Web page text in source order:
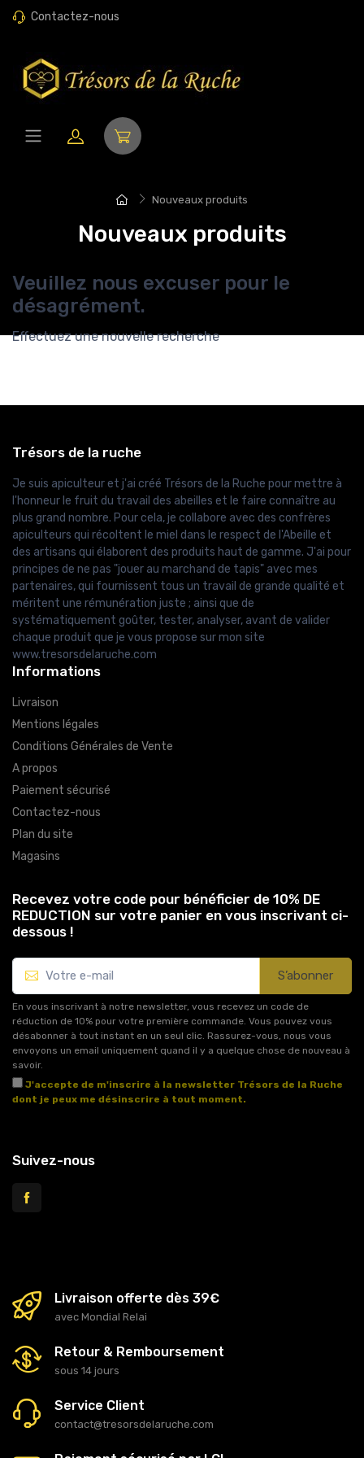
Contactez-nous
Nouveaux produits
Nouveaux produits
Veuillez nous excuser pour le
désagrément.
Effectuez une nouvelle recherche
Trésors de la ruche
Je suis apiculteur et j'ai créé Trésors de la Ruche pour mettre à
l'honneur le fruit du travail des abeilles et le faire connaître au
plus grand nombre. Pour cela, je collabore avec des confrères
apiculteurs qui récoltent le miel dans le respect de l'Abeille et
des artisans qui élaborent des produits haut de gamme. J'ai pour
principes de ne pas "jouer au marchand de tapis" avec mes
partenaires, qui fournissent tous un travail de grande qualité et
méritent une rémunération juste ; ainsi que de
systématiquement goûter, tester, analyser, avant de valider
chaque produit que je vous propose sur mon site
www.tresorsdelaruche.com
Informations
Livraison
Mentions légales
Conditions Générales de Vente
A propos
Paiement sécurisé
Contactez-nous
Plan du site
Magasins
Recevez votre code pour bénéficier de 10% DE
REDUCTION sur votre panier en vous inscrivant ci-
dessous !
S’abonner
En vous inscrivant à notre newsletter, vous recevez un code de
réduction de 10% pour votre première commande. Vous pouvez vous
désabonner à tout instant en un seul clic. Rassurez-vous, nous vous
envoyons un email uniquement quand il y a quelque chose de nouveau à
savoir.
J'accepte de m'inscrire à la newsletter Trésors de la Ruche
dont je peux me désinscrire à tout moment.
Suivez-nous
Livraison offerte dès 39€
avec Mondial Relai
Retour & Remboursement
sous 14 jours
Service Client
contact@tresorsdelaruche.com